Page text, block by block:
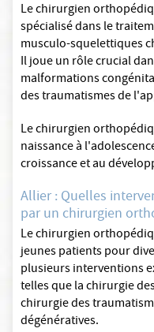
Le chirurgien
spécialisé dans le
musculo-squelettiques
Il joue un rôle crucial
malformations
des traumatismes de
Le chirurgien
naissance à
croissance et au
Allier : Quelles
par un chirurgien
Le chirurgien
jeunes patients pour
plusieurs interventions
telles que la chirurgie
chirurgie des
dégénératives.